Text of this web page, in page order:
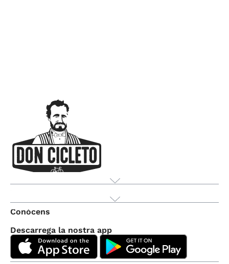
Conòcens
Descarrega la nostra app